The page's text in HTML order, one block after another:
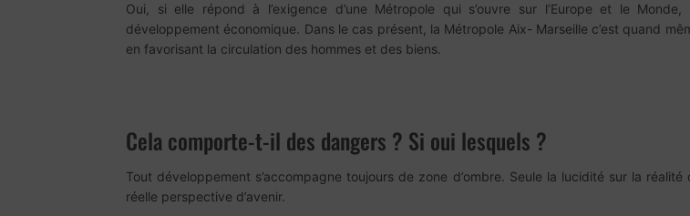
Oui, si elle répond à l’exigence d’une Métropole qui s’ouvre sur l’Europe et le
développement économique. Dans le cas présent, la Métropole Aix- Marseille c’est quand
en favorisant la circulation des hommes et des biens.
Cela comporte-t-il des dangers ? Si oui lesquels ?
Tout développement s’accompagne toujours de zone d’ombre. Seule la lucidité sur la
réelle perspective d’avenir.